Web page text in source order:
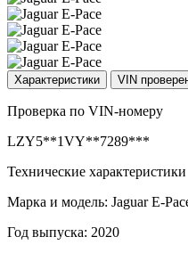
Характеристики VIN
Проверка по VIN-номеру
LZY5**1VY**7289***
Технические характеристики
Марка и модель: Jaguar E-
Год выпуска: 2020